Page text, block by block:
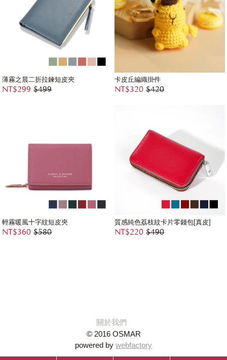
薄霧之晨二折拉鍊短皮夾
NT$299 $499
卡皮丘編織掛件
NT$320 $420
輕霧暖風十字紋短皮夾
NT$360 $580
質感純色荔枝紋卡片零錢包[真皮]
NT$220 $490
關於我們
© 2016 OSMAR
powered by webfactory